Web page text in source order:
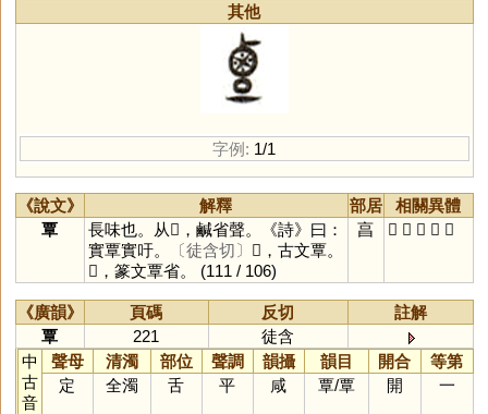
其他
字例: 1/1
《說文》 解釋 部居
相關異體
覃
長味也。从𣆪，鹹省聲。《詩》曰：
實覃實吁。
〔徒含切〕
𪉙，古文覃。
𪉞，篆文覃省。 (111 / 106)
亯 𪉷 𪉲 𪉙 𪉣 𪉞
《廣韻》 頁碼 反切
註解
覃
221
徒含
中
古
音
聲母 清濁 部位 聲調 韻攝 韻目 開合
等第
定
全濁 舌 平 咸 覃/覃 開 一